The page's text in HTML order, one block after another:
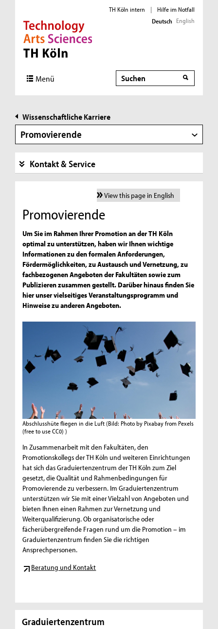
Direkt zur Hauptnavigation
Direkt zur Subnavigation
Direkt zum Inhalt
Direkt zum Fußbereich
TH Köln intern |
Hilfe im Notfall
Deutsch English
Menü Suche
Wissenschaftliche Karriere
Promovierende
Kontakt & Service
View this page in English
Promovierende
Um Sie im Rahmen Ihrer Promotion an der TH Köln
optimal zu unterstützen, haben wir Ihnen wichtige
Informationen zu den formalen Anforderungen,
Fördermöglichkeiten, zu Austausch und Vernetzung, zu
fachbezogenen Angeboten der Fakultäten sowie zum
Publizieren zusammen gestellt. Darüber hinaus finden Sie
hier unser vielseitiges Veranstaltungsprogramm und
Hinweise zu anderen Angeboten.
Abschlusshüte fliegen in die Luft (Bild: Photo by Pixabay from Pexels
(free to use CC0) )
In Zusammenarbeit mit den Fakultäten, den
Promotionskollegs der TH Köln und weiteren Einrichtungen
hat sich das Graduiertenzentrum der TH Köln zum Ziel
gesetzt, die Qualität und Rahmenbedingungen für
Promovierende zu verbessern. Im Graduiertenzentrum
unterstützen wir Sie mit einer Vielzahl von Angeboten und
bieten Ihnen einen Rahmen zur Vernetzung und
Weiterqualifizierung. Ob organisatorische oder
fächerübergreifende Fragen rund um die Promotion – im
Graduiertenzentrum finden Sie die richtigen
Ansprechpersonen.
Beratung und Kontakt
Graduiertenzentrum